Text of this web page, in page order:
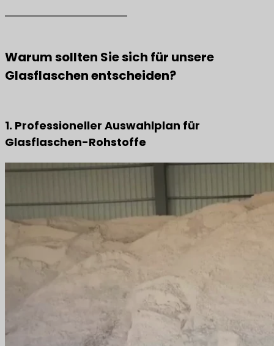
Warum sollten Sie sich für unsere
Glasflaschen entscheiden?
1. Professioneller Auswahlplan für
Glasflaschen-Rohstoffe